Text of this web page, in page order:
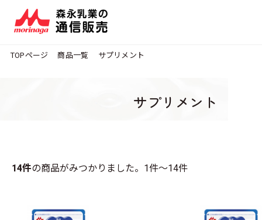
TOPページ 商品一覧 サプリメント
サプリメント
14件の商品がみつかりました。 1件～14件